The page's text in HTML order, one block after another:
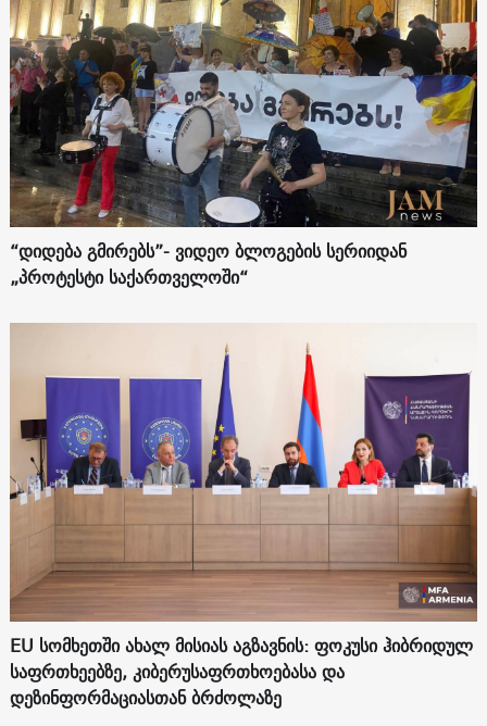
“დიდება გმირებს”- ვიდეო ბლოგების სერიიდან
„პროტესტი საქართველოში“
EU სომხეთში ახალ მისიას აგზავნის: ფოკუსი ჰიბრიდულ
საფრთხეებზე, კიბერუსაფრთხოებასა და
დეზინფორმაციასთან ბრძოლაზე